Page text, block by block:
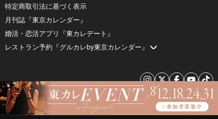
特定商取引法に基づく表示
月刊誌『東京カレンダー』
婚活・恋活アプリ『東カレデート』
レストラン予約『グルカレby東京カレンダー』
© 2026 by Tokyo Calendar, Inc.